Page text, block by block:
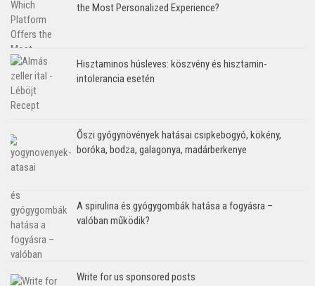
the Most Personalized Experience?
Hisztaminos húsleves: köszvény és hisztamin-
intolerancia esetén
Őszi gyógynövények hatásai csipkebogyó, kökény,
boróka, bodza, galagonya, madárberkenye
A spirulina és gyógygombák hatása a fogyásra –
valóban működik?
Write for us sponsored posts